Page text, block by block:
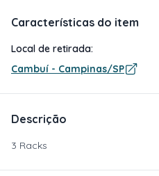
Características do item
Local de retirada:
Cambuí - Campinas/SP
Descrição
3 Racks